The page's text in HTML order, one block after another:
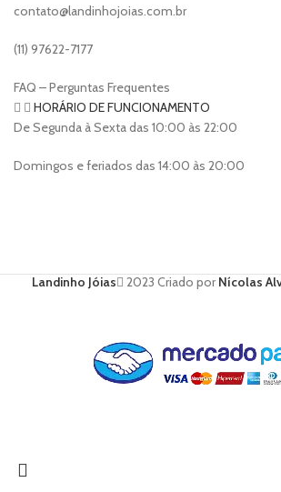
contato@landinhojoias.com.br
(11) 97622-7177
FAQ – Perguntas Frequentes
HORÁRIO DE FUNCIONAMENTO
De Segunda à Sexta das 10:00 às 22:00
Domingos e feriados das 14:00 às 20:00
Landinho Jóias 2023 Criado porNícolas